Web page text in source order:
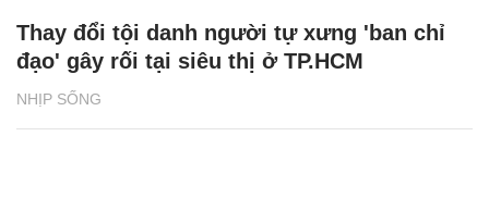
NHỊP SỐNG
Thay đổi tội danh người tự xưng 'ban chỉ
đạo' gây rối tại siêu thị ở TP.HCM